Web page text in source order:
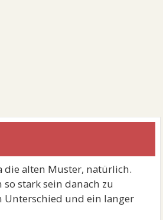
die alten Muster, natürlich.
stark sein danach zu
Unterschied und ein langer